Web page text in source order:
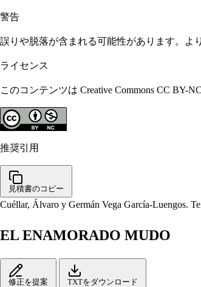
警告
誤りや脱落が含まれる可能性があります。よ
ライセンス
このコンテンツは Creative Commons CC
推奨引用
見積書のコピー
Cuéllar, Álvaro y Germán Vega García-Luengos.
EL ENAMORADO MUDO
修正を提案 TXTをダウンロード